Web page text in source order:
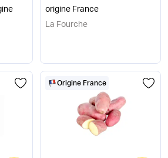
origine France
La Fourche
Origine France